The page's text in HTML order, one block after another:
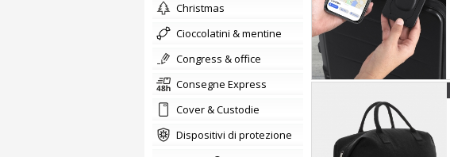
christmas
cioccolatini & mentine
congress & office
Consegne Express
Cover & Custodie
Dispositivi di protezione